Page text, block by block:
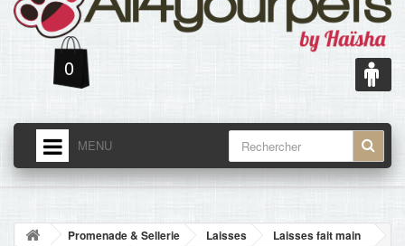
0
MENU
ACCUEIL
NOUVELLES
Promenade & Sellerie Laisses
Laisses fait main